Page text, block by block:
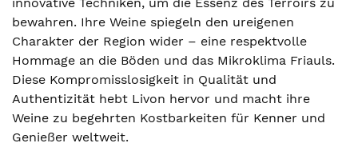
bewahren. Ihre Weine spiegeln den ureigenen
Charakter der Region wider – eine respektvolle
Hommage an die Böden und das Mikroklima Friauls.
Diese Kompromisslosigkeit in Qualität und
Authentizität hebt Livon hervor und macht ihre
Weine zu begehrten Kostbarkeiten für Kenner und
Genießer weltweit.